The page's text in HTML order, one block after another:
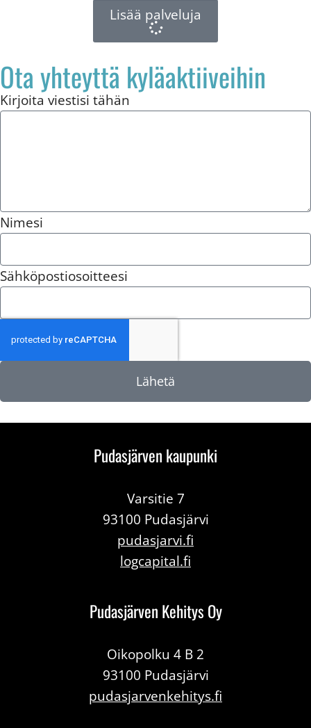
Lisää palveluja
Ota yhteyttä kyläaktiiveihin
Kirjoita viestisi tähän
Nimesi
Sähköpostiosoitteesi
Lähetä
Pudasjärven kaupunki
Varsitie 7
93100 Pudasjärvi
pudasjarvi.fi
logcapital.fi
Pudasjärven Kehitys Oy
Oikopolku 4 B 2
93100 Pudasjärvi
pudasjarvenkehitys.fi